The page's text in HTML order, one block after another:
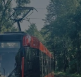
Targetowanie
funkcji
nie można prawidłowo
Okres
przechowywania
Opis